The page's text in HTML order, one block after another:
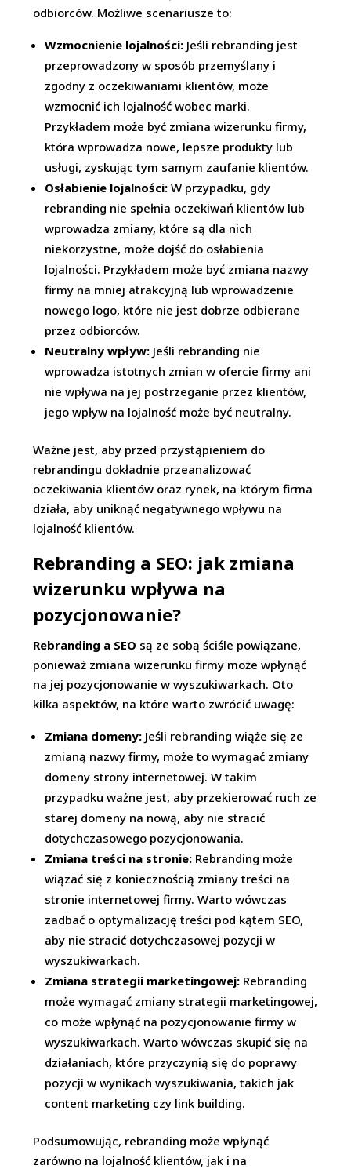
odbiorców. Możliwe scenariusze to:
Wzmocnienie lojalności: Jeśli rebranding jest
przeprowadzony w sposób przemyślany i
zgodny z oczekiwaniami klientów, może
wzmocnić ich lojalność wobec marki.
Przykładem może być zmiana wizerunku firmy,
która wprowadza nowe, lepsze produkty lub
usługi, zyskując tym samym zaufanie klientów.
Osłabienie lojalności: W przypadku, gdy
rebranding nie spełnia oczekiwań klientów lub
wprowadza zmiany, które są dla nich
niekorzystne, może dojść do osłabienia
lojalności. Przykładem może być zmiana nazwy
firmy na mniej atrakcyjną lub wprowadzenie
nowego logo, które nie jest dobrze odbierane
przez odbiorców.
Neutralny wpływ: Jeśli rebranding nie
wprowadza istotnych zmian w ofercie firmy ani
nie wpływa na jej postrzeganie przez klientów,
jego wpływ na lojalność może być neutralny.
Ważne jest, aby przed przystąpieniem do
rebrandingu dokładnie przeanalizować
oczekiwania klientów oraz rynek, na którym firma
działa, aby uniknąć negatywnego wpływu na
lojalność klientów.
Rebranding a SEO: jak zmiana
wizerunku wpływa na
pozycjonowanie?
Rebranding a SEO są ze sobą ściśle powiązane,
ponieważ zmiana wizerunku firmy może wpłynąć
na jej pozycjonowanie w wyszukiwarkach. Oto
kilka aspektów, na które warto zwrócić uwagę:
Zmiana domeny: Jeśli rebranding wiąże się ze
zmianą nazwy firmy, może to wymagać zmiany
domeny strony internetowej. W takim
przypadku ważne jest, aby przekierować ruch ze
starej domeny na nową, aby nie stracić
dotychczasowego pozycjonowania.
Zmiana treści na stronie: Rebranding może
wiązać się z koniecznością zmiany treści na
stronie internetowej firmy. Warto wówczas
zadbać o optymalizację treści pod kątem SEO,
aby nie stracić dotychczasowej pozycji w
wyszukiwarkach.
Zmiana strategii marketingowej: Rebranding
może wymagać zmiany strategii marketingowej,
co może wpłynąć na pozycjonowanie firmy w
wyszukiwarkach. Warto wówczas skupić się na
działaniach, które przyczynią się do poprawy
pozycji w wynikach wyszukiwania, takich jak
content marketing czy link building.
Podsumowując, rebranding może wpłynąć
zarówno na lojalność klientów, jak i na